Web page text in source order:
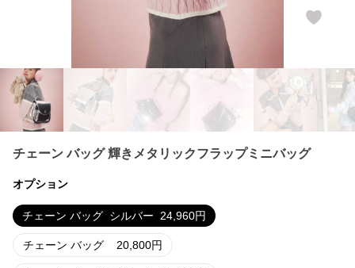
チェーン バッグ 輝きメタリックフラップミニバッグ
オプション
チェーン バッグ シルバー 24,960円
チェーン バッグ 20,800円